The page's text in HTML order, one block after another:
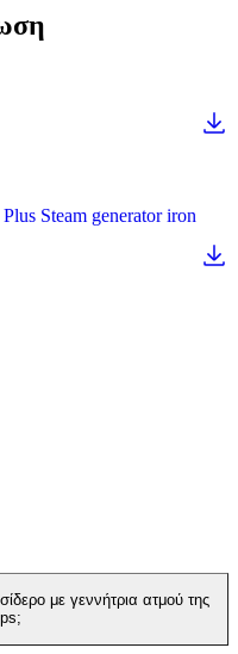
Steam generator iron
με γεννήτρια ατμού της